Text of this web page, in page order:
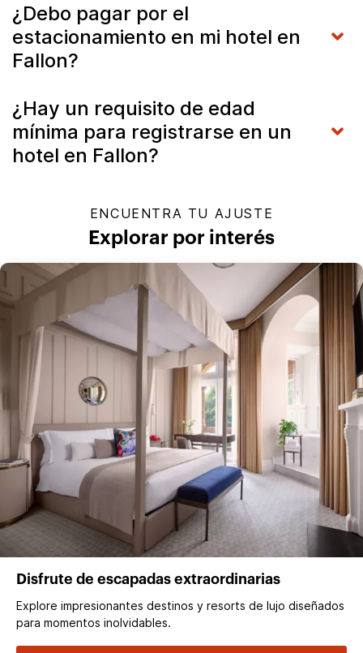
¿Debo pagar por el
estacionamiento en mi hotel en
Fallon?
¿Hay un requisito de edad
mínima para registrarse en un
hotel en Fallon?
ENCUENTRA TU AJUSTE
Explorar por interés
Disfrute de escapadas extraordinarias
Explore impresionantes destinos y resorts de lujo diseñados
para momentos inolvidables.